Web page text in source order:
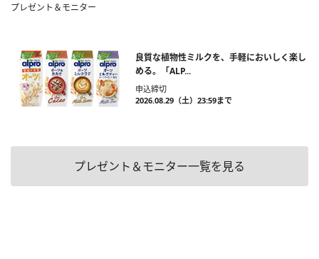
プレゼント＆モニター
良質な植物性ミルクを、手軽においしく楽し
める。「ALP...
申込締切
2026.08.29（土）23:59まで
プレゼント＆モニター一覧を見る